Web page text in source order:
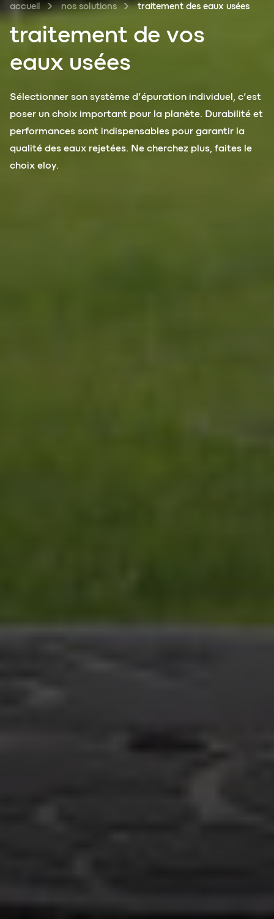
accueil nos solutions traitement des eaux usées
traitement de vos
eaux usées
Sélectionner son système d’épuration individuel, c’est
poser un choix important pour la planète. Durabilité et
performances sont indispensables pour garantir la
qualité des eaux rejetées. Ne cherchez plus, faites le
choix eloy.